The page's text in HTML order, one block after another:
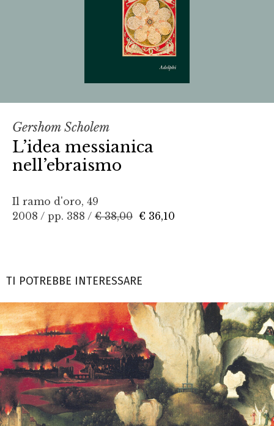
Gershom Scholem
L’idea messianica
nell’ebraismo
Il ramo d'oro, 49
2008 / pp. 388 / € 38,00 € 36,10
TI POTREBBE INTERESSARE